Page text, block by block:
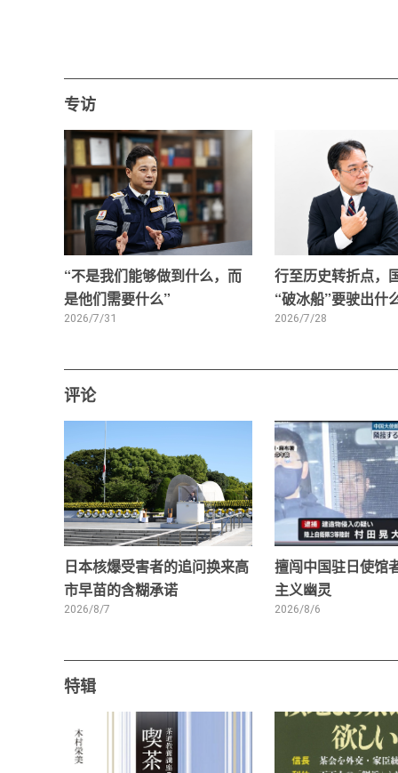
专访
“不是我们能够做到什么，而
是他们需要什么”
2026/7/31
行至历史转折点，
“破冰船”要驶出什
2026/7/28
评论
日本核爆受害者的追问换来高
市早苗的含糊承诺
2026/8/7
擅闯中国驻日使馆
主义幽灵
2026/8/6
特辑